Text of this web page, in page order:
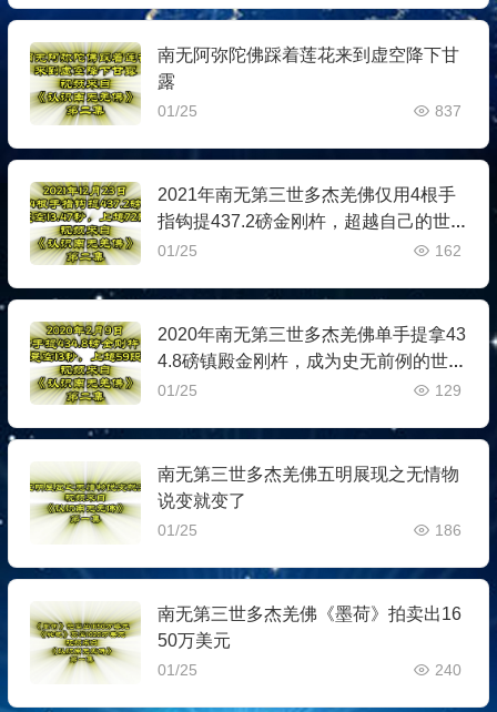
南无阿弥陀佛踩着莲花来到虚空降下甘
露
01/25 837
2021年南无第三世多杰羌佛仅用4根手
指钩提437.2磅金刚杵，超越自己的世
界纪录！
01/25 162
2020年南无第三世多杰羌佛单手提拿43
4.8磅镇殿金刚杵，成为史无前例的世界
纪录！
01/25 129
南无第三世多杰羌佛五明展现之无情物
说变就变了
01/25 186
南无第三世多杰羌佛《墨荷》拍卖出16
50万美元
01/25 240